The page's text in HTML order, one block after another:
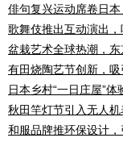
俳句复兴运动席卷日
歌舞伎推出互动演出
盆栽艺术全球热潮，
有田烧陶艺节创新，
日本乡村“一日庄屋”
秋田竿灯节引入无人
和服品牌推环保设计